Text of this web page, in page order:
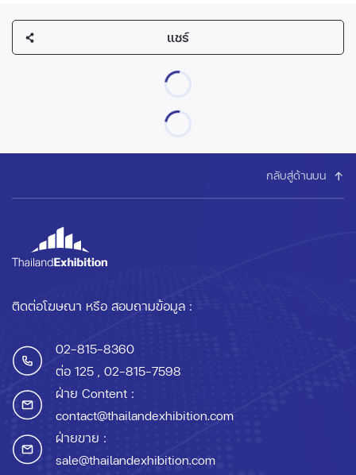
แชร์
กลับสู่ด้านบน
ติดต่อโฆษณา หรือ สอบถามข้อมูล :
02-815-8360
ต่อ 125 , 02-815-7598
ฝ่าย Content :
contact@thailandexhibition.com
ฝ่ายขาย :
sale@thailandexhibition.com